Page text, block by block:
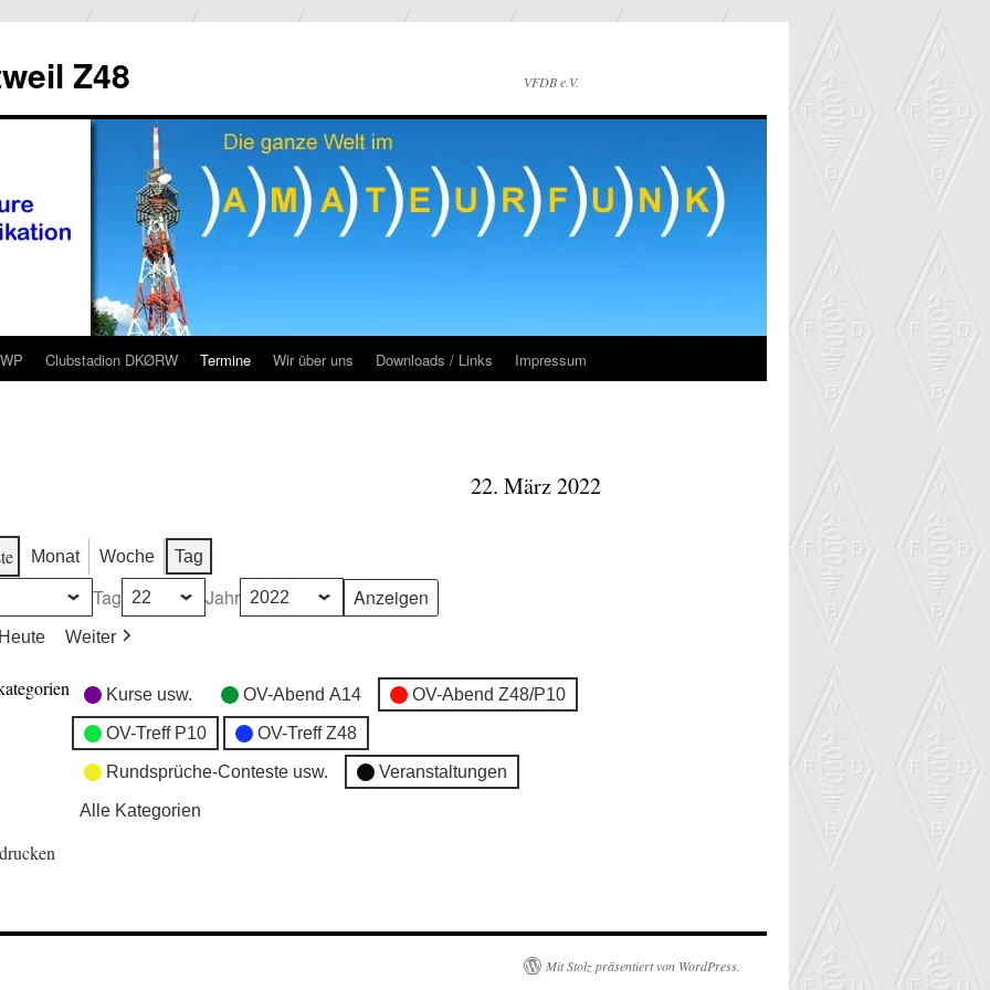
Z48 VFDB e.V.
Clubstadion DKØRW Termine Wir über uns Downloads / Links Impressum
22. März 2022
Monat Woche Tag
Tag Jahr
Heute Weiter
Kurse usw. OV-Abend A14 OV-Abend Z48/P10
OV-Treff P10 OV-Treff Z48
Rundsprüche-Conteste usw. Veranstaltungen
Alle Kategorien
Mit Stolz präsentiert von WordPress.